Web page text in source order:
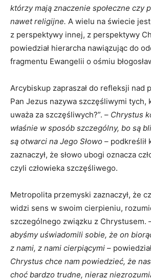
którzy mają znaczenie społeczne czy
nawet religijne. A wielu na świecie jest
z perspektywy innej, z perspektywy
powiedział hierarcha nawiązując do
fragmentu Ewangelii o ośmiu
Arcybiskup zapraszał do refleksji nad
Pan Jezus nazywa szczęśliwymi tych,
uważa za szczęśliwych?”. – Chrystus
właśnie w sposób szczególny, bo są
są otwarci na Jego Słowo – podkreślił
zaznaczył, że słowo ubogi oznacza
czyli człowieka szczęśliwego.
Metropolita przemyski zaznaczył, że
widzi sens w swoim cierpieniu,
szczególnego związku z Chrystusem.
abyśmy uświadomili sobie, że on
z nami, z nami cierpiącymi –
Chrystus chce nam powiedzieć, że
choć bardzo trudne, nieraz